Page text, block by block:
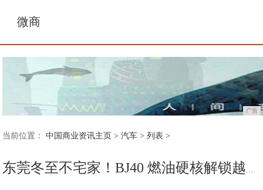
微商
广告
当前位置： 中国商业资讯主页 >汽车 > 列表 >
东莞冬至不宅家！BJ40 燃油硬核解锁越野新潮流